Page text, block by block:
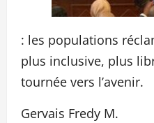
: les populations
plus inclusive, plus
tournée vers l’avenir.
Gervais Fredy M.